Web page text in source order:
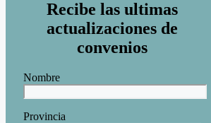
Recibe las ultimas
actualizaciones de
convenios
Nombre
Provincia